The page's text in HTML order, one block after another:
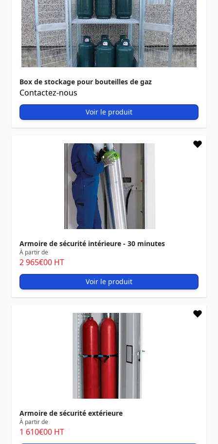
Box de stockage pour bouteilles de gaz
Contactez-nous
Voir le produit
Armoire de sécurité intérieure - 30 minutes
À partir de
2 965€00 HT
Voir le produit
Armoire de sécurité extérieure
À partir de
1 610€00 HT